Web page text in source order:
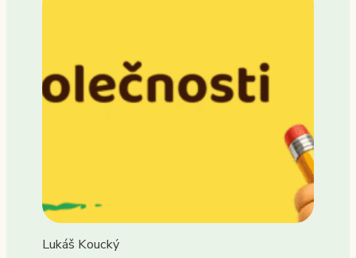
Lukáš Koucký